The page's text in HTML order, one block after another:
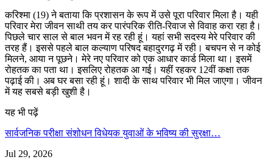
करिश्मा (19) ने बताया कि प्रशासन के रूप में उसे पूरा परिवार मिला है। यही
परिवार मेरा जीवन साथी तय कर पारंपरिक रीति-रिवाज से विवाह करा रहा है।
पिछले चार साल से बाल भवन में रह रही हूं। यहां सभी सदस्य मेरे परिवार की
तरह हैं। इससे पहले बाल कल्याण परिषद बहादुरगढ़ में रही। बचपन से न कोई
मिलने, आया न पूछने। मेरे नए परिवार को एक आधार कार्ड मिला था। इसमें
रोहतक का पता था। इसलिए रोहतक आ गई। यहीं रहकर 12वीं कक्षा तक
पढ़ाई की। अब घर बसा रही हूं। शादी के साथ परिवार भी मिल जाएगा। जीवन
में यह सबसे बड़ी खुशी है।
यह भी पढ़ें
सार्वजनिक परीक्षा संशोधन विधेयक युवाओं के भविष्य की सुरक्षा…
Jul 29, 2026